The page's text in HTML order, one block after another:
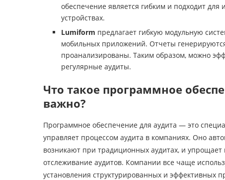
обеспечение является гибким и подходит
устройствах.
Lumiform предлагает гибкую модульную
мобильных приложений. Отчеты
проанализированы. Таким образом, можно
регулярные аудиты.
Что такое программное
важно?
Программное обеспечение для аудита — это
управляет процессом аудита в компаниях. Оно
возникают при традиционных аудитах, и
отслеживание аудитов. Компании все чаще
установления структурированных и эффективных